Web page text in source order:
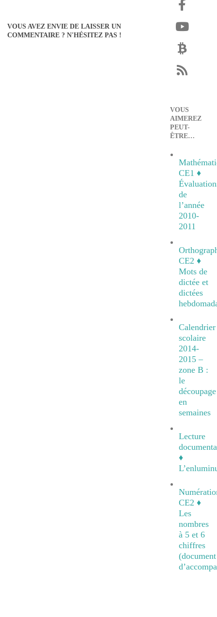
15
VOUS AVEZ ENVIE DE LAISSER UN
COMMENTAIRE ? N'HÉSITEZ PAS !
VOUS
AIMEREZ
PEUT-
ÊTRE…
CE1 ♦
de
l’année
2010-
2011
CE2 ♦
Mots de
dictée et
dictées
Calendrier
scolaire
2014-
2015 –
zone B :
le
découpage
en
semaines
Lecture
♦
CE2 ♦
Les
nombres
à 5 et 6
chiffres
(document